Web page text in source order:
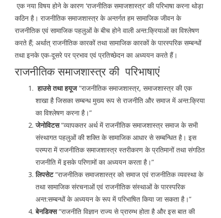
एक नया विषय होने के कारण ‘राजनीतिक समाजशास्त्र‘ की परिभाषा करना थोड़ा
कठिन है। राजनीतिक समाजशास्त्र के अन्तर्गत हम सामाजिक जीवन के
राजनीतिक एवं सामाजिक पहलुओं के बीच होने वाली अन्त:क्रियाओं का विश्लेषण
करते हैं; अर्थात् राजनीतिक कारकों तथा सामाजिक कारकों के पारस्परिक सम्बन्धों
तथा इनके एक-दूसरे पर प्रभाव एवं प्रतिच्छेदन का अध्ययन करते हैं।
राजनीतिक समाजशास्त्र की परिभाषाएं
हाउसे तथा हयूज“राजनीतिक समाजशास्त्र, समाजशास्त्र की एक
शाखा है जिसका सम्बन्ध मुख्य रूप से राजनीति और समाज में अन्त:क्रिया
का विश्लेषण करना है।”
जेनोविटस“व्यापकतर अर्थ में राजनीतिक समाजशास्त्र समाज के सभी
संस्थागत पहलुओं की शक्ति के सामाजिक आधार से सम्बन्धित है। इस
परम्परा में राजनीतिक समाजशास्त्र स्तरीकरण के प्रतिमानों तथा संगठित
राजनीति में इसके परिणामों का अध्ययन करता है।”
लिपसेट“राजनीतिक समाजशास्त्र को समाज एवं राजनीतिक व्यवस्था के
तथा सामाजिक संरचनाओं एवं राजनीतिक संस्थाओं के पारस्परिक
अन्त:सम्बन्धों के अध्ययन के रूप में परिभाषित किया जा सकता है।”
बेनडिक्स“राजनीति विज्ञान राज्य से प्रारम्भ होता है और इस बात की